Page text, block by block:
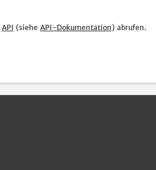
API (siehe API-Dokumentation) abrufen.